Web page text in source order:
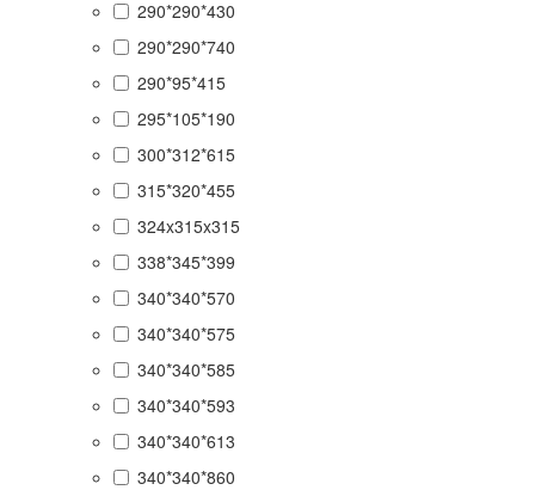
290*290*430
290*290*740
290*95*415
295*105*190
300*312*615
315*320*455
324x315x315
338*345*399
340*340*570
340*340*575
340*340*585
340*340*593
340*340*613
340*340*860